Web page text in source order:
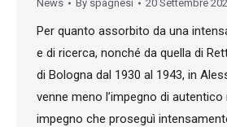
2023
News By spagnesi 20 Settembre
Per quanto assorbito da una
e di ricerca, nonché da quella di
di Bologna dal 1930 al 1943, in
venne meno l’impegno di autentico
impegno che proseguì